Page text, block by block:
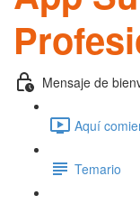
Mensaje de
Aquí
Temario